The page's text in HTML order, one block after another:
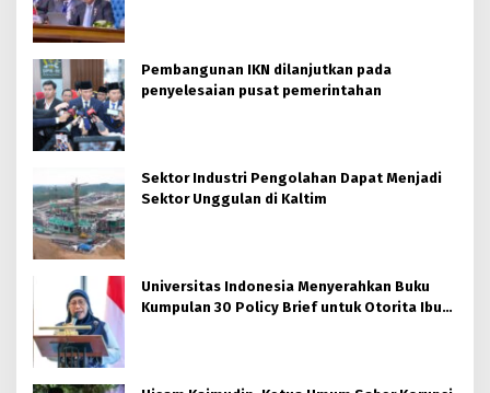
Pembangunan IKN dilanjutkan pada
penyelesaian pusat pemerintahan
Sektor Industri Pengolahan Dapat Menjadi
Sektor Unggulan di Kaltim
Universitas Indonesia Menyerahkan Buku
Kumpulan 30 Policy Brief untuk Otorita Ibu